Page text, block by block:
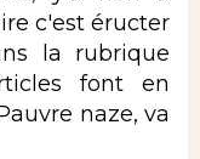
c'est éructer
la rubrique
font en
naze, va